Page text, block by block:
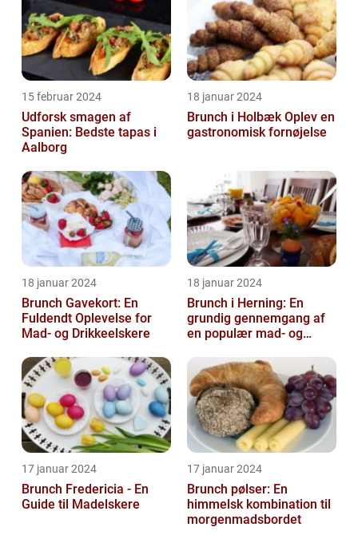
15 februar 2024
Udforsk smagen af
Spanien: Bedste tapas i
Aalborg
18 januar 2024
Brunch i Holbæk Oplev en
gastronomisk fornøjelse
18 januar 2024
Brunch Gavekort: En
Fuldendt Oplevelse for
Mad- og Drikkeelskere
18 januar 2024
Brunch i Herning: En
grundig gennemgang af
en populær mad- og
17 januar 2024
Brunch Fredericia - En
Guide til Madelskere
17 januar 2024
Brunch pølser: En
himmelsk kombination til
morgenmadsbordet